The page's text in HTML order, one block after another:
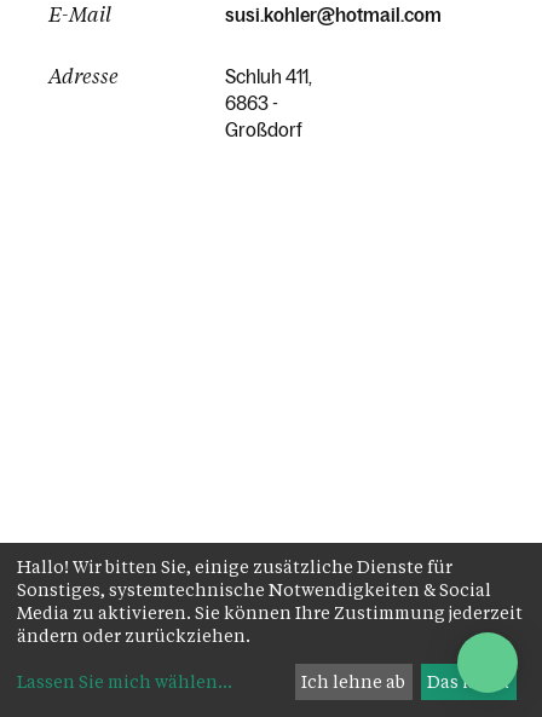
E-Mail susi.kohler@hotmail.com
Adresse
Schluh 411,
6863 -
Großdorf
Hallo! Wir bitten Sie, einige zusätzliche Dienste für
Sonstiges, systemtechnische Notwendigkeiten & Social
Media zu aktivieren. Sie können Ihre Zustimmung jederzeit
ändern oder zurückziehen.
Lassen Sie mich wählen... Ich lehne ab Das ist ok